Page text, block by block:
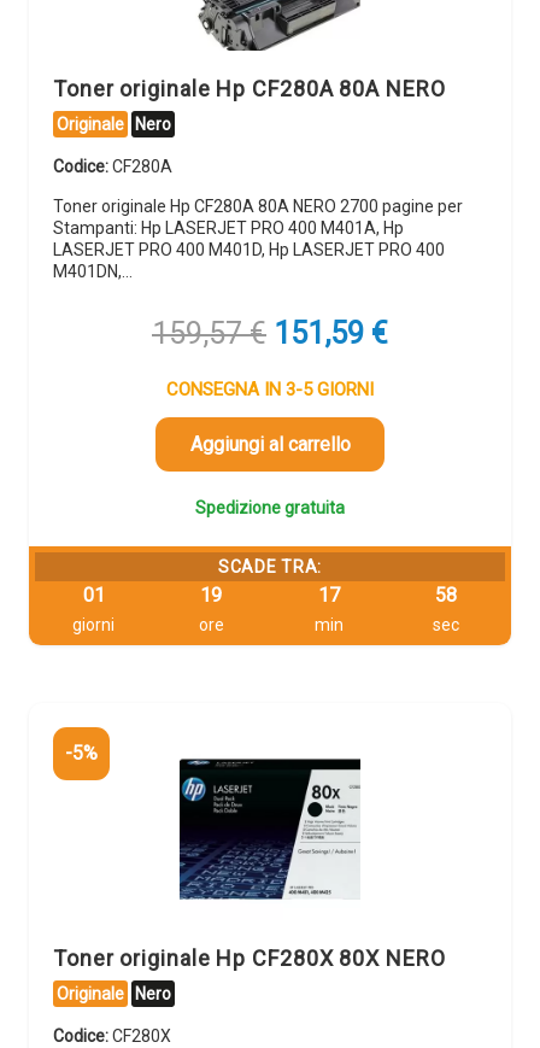
Toner originale Hp CF280A 80A NERO
Originale Nero
Codice:CF280A
Toner originale Hp CF280A 80A NERO 2700 pagine per
Stampanti: Hp LASERJET PRO 400 M401A, Hp
LASERJET PRO 400 M401D, Hp LASERJET PRO 400
M401DN,…
159,57€ Il
originale
era:
159,57 €.
151,59 €Il
CONSEGNA IN 3-5 GIORNI
Aggiungi al carrello
Spedizione gratuita
SCADE TRA:
01
giorni
19
ore
17
min
58
sec
-5%
Toner originale Hp CF280X 80X NERO
Originale Nero
Codice:CF280X